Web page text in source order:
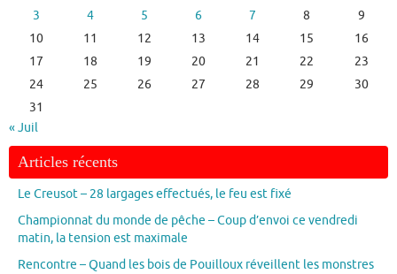
3
4 5 6 7 8
9
10
11 12 13 14 15
16
17
18 19 20 21 22
23
24
25 26 27 28 29
30
31
« Juil
Articles récents
Le Creusot – 28 largages effectués, le feu est fixé
Championnat du monde de pêche – Coup d’envoi ce vendredi
matin, la tension est maximale
Rencontre – Quand les bois de Pouilloux réveillent les monstres